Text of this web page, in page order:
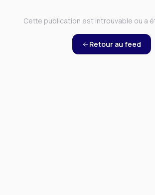
Cette publication est introuvable ou a
Retour au feed